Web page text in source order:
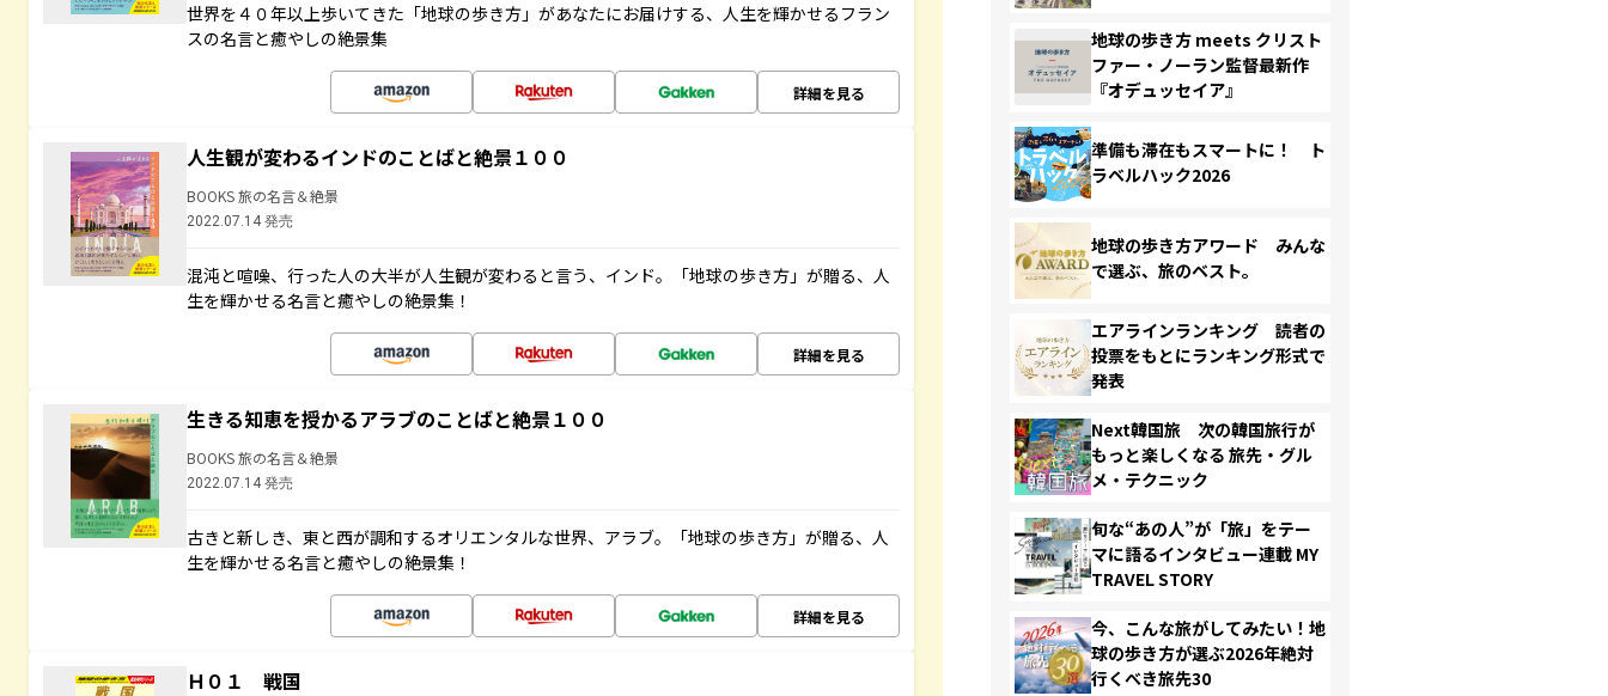
世界を４０年以上歩いてきた「地球の歩き方」があなたにお届けする、人生を輝かせるフラン
スの名言と癒やしの絶景集
詳細を見る
人生観が変わるインドのことばと絶景１００
BOOKS 旅の名言＆絶景
2022.07.14 発売
混沌と喧噪、行った人の大半が人生観が変わると言う、インド。「地球の歩き方」が贈る、人
生を輝かせる名言と癒やしの絶景集！
詳細を見る
生きる知恵を授かるアラブのことばと絶景１００
BOOKS 旅の名言＆絶景
2022.07.14 発売
古きと新しき、東と西が調和するオリエンタルな世界、アラブ。「地球の歩き方」が贈る、人
生を輝かせる名言と癒やしの絶景集！
詳細を見る
Ｈ０１ 戦国
地球の歩き方 meets クリスト
ファー・ノーラン監督最新作
『オデュッセイア』
準備も滞在もスマートに！ ト
ラベルハック2026
地球の歩き方アワード みんな
で選ぶ、旅のベスト。
エアラインランキング 読者の
投票をもとにランキング形式で
発表
Next韓国旅 次の韓国旅行が
もっと楽しくなる 旅先・グル
メ・テクニック
旬な“あの人”が「旅」をテー
マに語るインタビュー連載 MY
TRAVEL STORY
今、こんな旅がしてみたい！地
球の歩き方が選ぶ2026年絶対
行くべき旅先30